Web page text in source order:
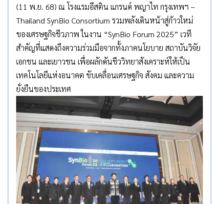
(11 พ.ย. 68) ณ โรงแรมอีสติน แกรนด์ พญาไท กรุงเทพฯ –
Thailand SynBio Consortium รวมพลังเดินหน้าสู่ก้าวใหม่
ของเศรษฐกิจชีวภาพ ในงาน “SynBio Forum 2025” เวที
สำคัญที่แสดงถึงความร่วมมือจากทั้งภาคนโยบาย สถาบันวิจัย
เอกชน และเยาวชน เพื่อผลักดันชีววิทยาสังเคราะห์ให้เป็น
เทคโนโลยีแห่งอนาคต ขับเคลื่อนเศรษฐกิจ สังคม และความ
ยั่งยืนของประเทศ